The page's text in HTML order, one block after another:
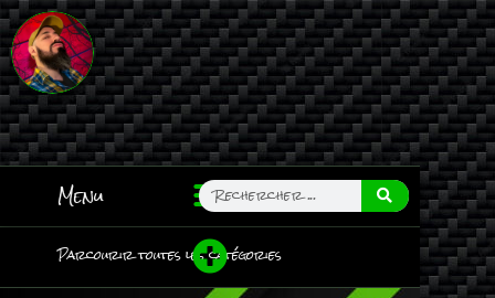
Menu
Parcourir toutes les catégories